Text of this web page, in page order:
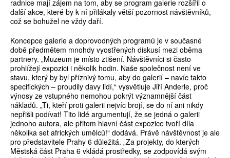
radnice mají zájem na tom, aby se program galerie rozšířil o
další akce, které by k ní přilákaly větší pozornost návštěvníků,
což se bohužel ne vždy daří.
Koncepce galerie a doprovodných programů je v současné
době předmětem mnohdy vyostřených diskusí mezi oběma
partnery. „Muzeum je místo ztišení. Návštěvníci si často
prohlížejí expozici i několik hodin. Naše společnost není ve
stavu, který by byl příznivý tomu, aby do galerií – navíc takto
specifických – proudily davy lidí,“ vysvětluje Jiří Anderle, proč
výnosy ze vstupného nemohou pokrýt významnější část
nákladů. „Ti, kteří proti galerii nejvíc brojí, se do ní ani nikdy
nepřišli podívat! Tito lidé argumentují, že se jedná o galerii
jednoho autora, ale přitom hlavní část expozice tvoří díla
několika set afrických umělců!“ dodává. Právě návštěvnost je ale
pro představitele Prahy 6 důležitá. „Za projekty, do kterých
Městská část Praha 6 vkládá prostředky, se zodpovídá svým